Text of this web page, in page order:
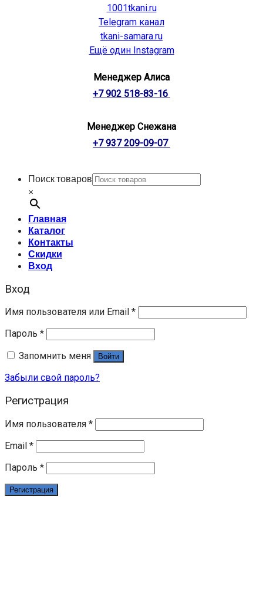
1001tkani.ru
Telegram канал
tkani-samara.ru
Ещё один Instagram
Менеджер Алиса
+7 902 518-83-16
Менеджер Снежана
+7 937 209-09-07
Поиск товаров
×
Главная
Каталог
Контакты
Скидки
Вход
Вход
Имя пользователя или Email *
Пароль *
Запомнить меня
Войти
Забыли свой пароль?
Регистрация
Имя пользователя *
Email *
Пароль *
Регистрация